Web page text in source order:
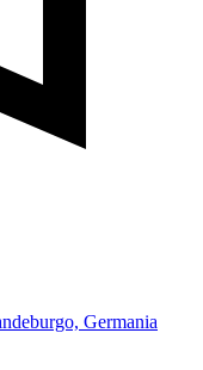
Germania